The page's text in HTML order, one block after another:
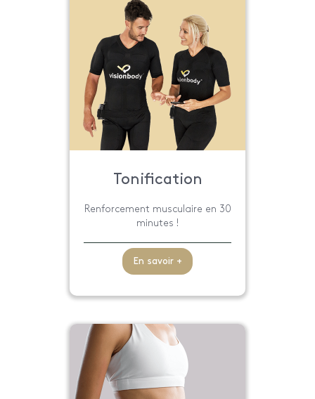
Tonification
Renforcement musculaire en 30
minutes !
En savoir +